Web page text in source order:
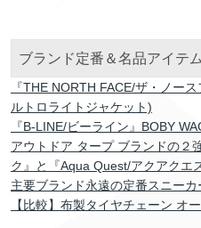
ブランド定番＆名品アイテ
『THE NORTH FACE/ザ・ノー
ルトロライトジャケット)
『B-LINE/ビーライン』BOBY
アウトドア タープ ブランドの２
ク』と『Aqua Quest/アクアクエ
主要ブランド永遠の定番スニーカ
【比較】布製タイヤチェーン オ